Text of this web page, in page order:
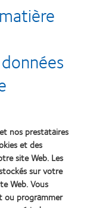
Learn
nos prestataires
et des
site Web. Les
sur votre
Web. Vous
ou programmer